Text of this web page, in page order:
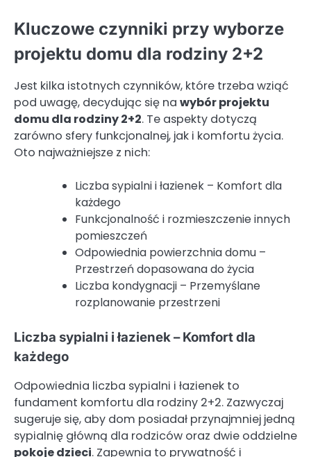
Kluczowe czynniki przy wyborze
projektu domu dla rodziny 2+2
Jest kilka istotnych czynników, które trzeba wziąć
pod uwagę, decydując się na wybór projektu
domu dla rodziny 2+2. Te aspekty dotyczą
zarówno sfery funkcjonalnej, jak i komfortu życia.
Oto najważniejsze z nich:
Liczba sypialni i łazienek – Komfort dla
każdego
Funkcjonalność i rozmieszczenie innych
pomieszczeń
Odpowiednia powierzchnia domu –
Przestrzeń dopasowana do życia
Liczba kondygnacji – Przemyślane
rozplanowanie przestrzeni
Liczba sypialni i łazienek – Komfort dla
każdego
Odpowiednia liczba sypialni i łazienek to
fundament komfortu dla rodziny 2+2. Zazwyczaj
sugeruje się, aby dom posiadał przynajmniej jedną
sypialnię główną dla rodziców oraz dwie oddzielne
pokoje dzieci. Zapewnia to prywatność i